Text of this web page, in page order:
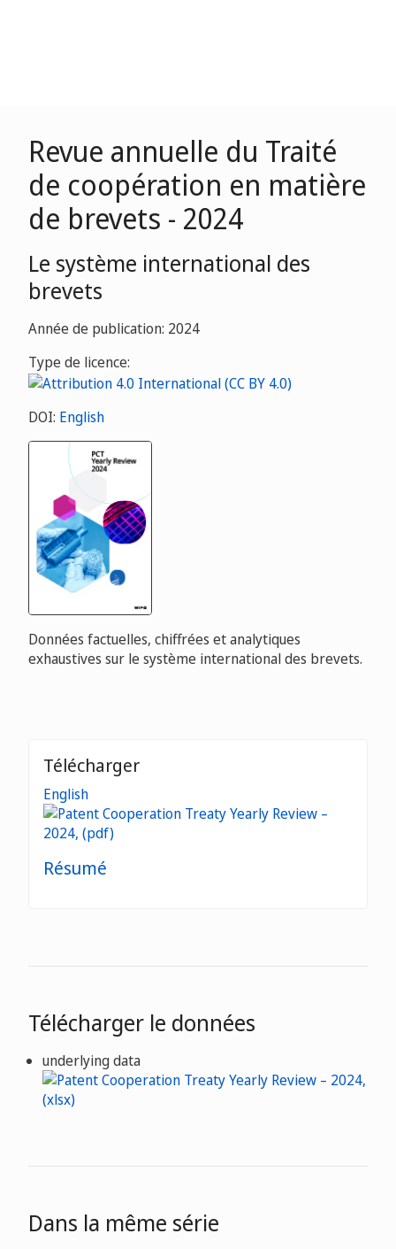
Revue annuelle du Traité
de coopération en matière
de brevets - 2024
Le système international des
brevets
Année de publication: 2024
Type de licence:
DOI: English
Données factuelles, chiffrées et analytiques
exhaustives sur le système international des brevets.
Télécharger
English
Résumé
Télécharger le données
underlying data
Dans la même série